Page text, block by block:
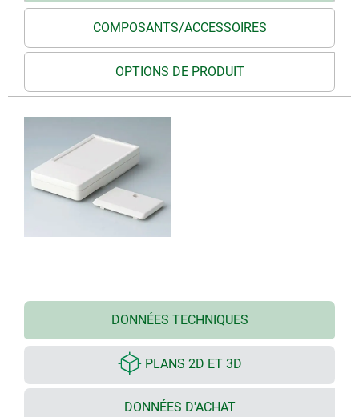
COMPOSANTS/ACCESSOIRES
OPTIONS DE PRODUIT
DONNÉES TECHNIQUES
PLANS 2D ET 3D
DONNÉES D'ACHAT